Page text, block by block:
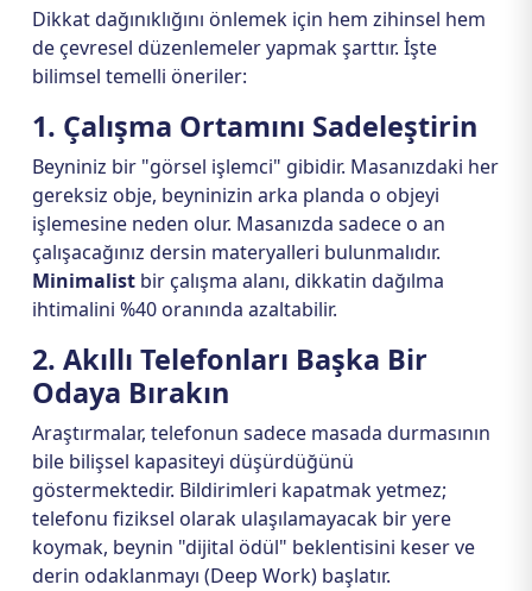
Dikkat dağınıklığını önlemek için hem zihinsel hem
de çevresel düzenlemeler yapmak şarttır. İşte
bilimsel temelli öneriler:
1. Çalışma Ortamını Sadeleştirin
Beyniniz bir "görsel işlemci" gibidir. Masanızdaki her
gereksiz obje, beyninizin arka planda o objeyi
işlemesine neden olur. Masanızda sadece o an
çalışacağınız dersin materyalleri bulunmalıdır.
Minimalist bir çalışma alanı, dikkatin dağılma
ihtimalini %40 oranında azaltabilir.
2. Akıllı Telefonları Başka Bir
Odaya Bırakın
Araştırmalar, telefonun sadece masada durmasının
bile bilişsel kapasiteyi düşürdüğünü
göstermektedir. Bildirimleri kapatmak yetmez;
telefonu fiziksel olarak ulaşılamayacak bir yere
koymak, beynin "dijital ödül" beklentisini keser ve
derin odaklanmayı (Deep Work) başlatır.